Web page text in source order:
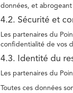
données, et abrogeant
4.2. Sécurité et
Les partenaires du
confidentialité de vos
4.3. Identité du
Les partenaires du
Toutes ces données